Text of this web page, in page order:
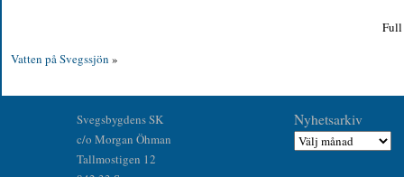
Vatten på Svegssjön »
Svegsbygdens SK
c/o Morgan Öhman
Tallmostigen 12
Nyhetsarkiv